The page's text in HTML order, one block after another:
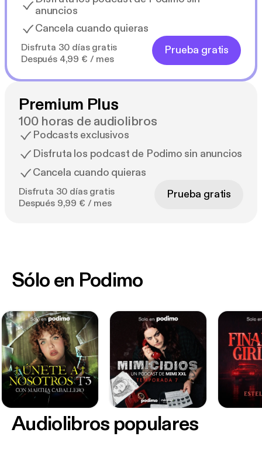
anuncios
Cancela cuando quieras
Disfruta 30 días gratis
Después 4,99 € / mes
Prueba gratis
Premium Plus
100 horas de audiolibros
Podcasts exclusivos
Disfruta los podcast de Podimo sin anuncios
Cancela cuando quieras
Disfruta 30 días gratis
Después 9,99 € / mes
Prueba gratis
Sólo en Podimo
Audiolibros populares